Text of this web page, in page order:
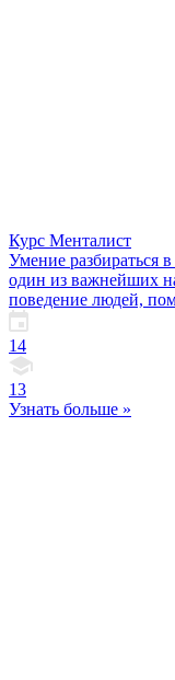
Курс Менталист
Умение разбираться
один из важнейших
поведение людей,
14
13
Узнать больше »